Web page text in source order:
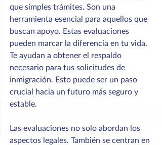
que simples trámites. Son una
herramienta esencial para aquellos que
buscan apoyo. Estas evaluaciones
pueden marcar la diferencia en tu vida.
Te ayudan a obtener el respaldo
necesario para tus solicitudes de
inmigración. Esto puede ser un paso
crucial hacia un futuro más seguro y
estable.
Las evaluaciones no solo abordan los
aspectos legales. También se centran en